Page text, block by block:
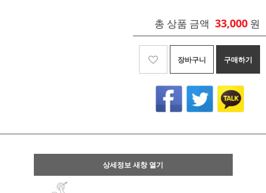
총 상품 금액 33,000 원
장바구니 구매하기
상세정보 새창 열기